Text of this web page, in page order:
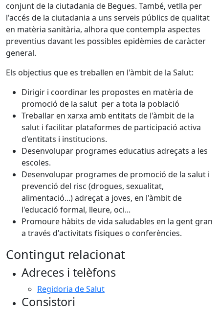
conjunt de la ciutadania de Begues. També, vetlla per
l'accés de la ciutadania a uns serveis públics de qualitat
en matèria sanitària, alhora que contempla aspectes
preventius davant les possibles epidèmies de caràcter
general.
Els objectius que es treballen en l'àmbit de la Salut:
Dirigir i coordinar les propostes en matèria de
promoció de la salut per a tota la població
Treballar en xarxa amb entitats de l'àmbit de la
salut i facilitar plataformes de participació activa
d'entitats i institucions.
Desenvolupar programes educatius adreçats a les
escoles.
Desenvolupar programes de promoció de la salut i
prevenció del risc (drogues, sexualitat,
alimentació...) adreçat a joves, en l'àmbit de
l'educació formal, lleure, oci...
Promoure hàbits de vida saludables en la gent gran
a través d'activitats físiques o conferències.
Contingut relacionat
Adreces i telèfons
Regidoria de Salut
Consistori